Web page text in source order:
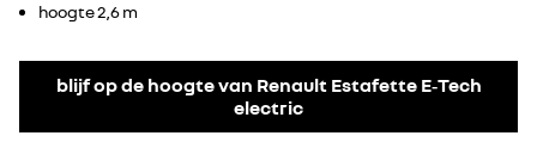
hoogte 2,6 m
blijf op de hoogte van Renault Estafette E‑Tech
electric